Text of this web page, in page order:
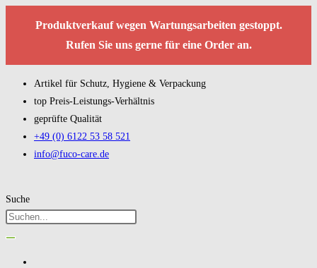
Produktverkauf wegen Wartungsarbeiten gestoppt.
Rufen Sie uns gerne für eine Order an.
Artikel für Schutz, Hygiene & Verpackung
top Preis-Leistungs-Verhältnis
geprüfte Qualität
+49 (0) 6122 53 58 521
info@fuco-care.de
Suche